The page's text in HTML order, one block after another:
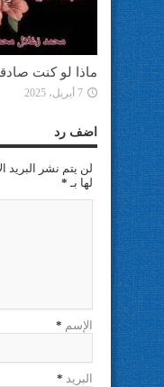
ماذا لو كنت
7 أبريل، 2025
اضف رد
لن يتم نشر البريد
لها بـ *
الإسم *
البريد *